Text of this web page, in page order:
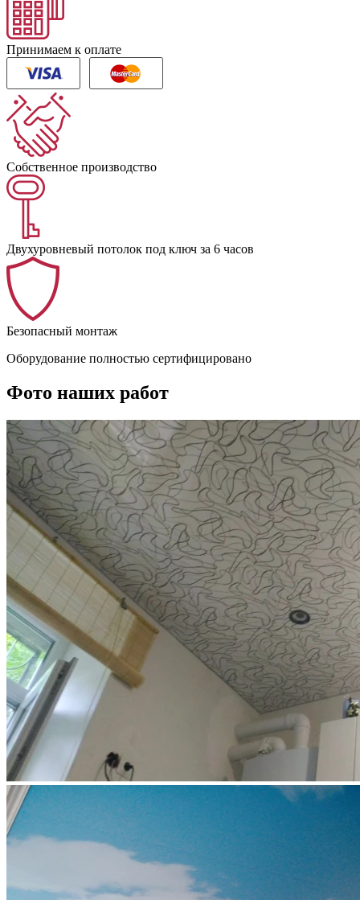
Принимаем к оплате
Собственное производство
Двухуровневый потолок под ключ за 6 часов
Безопасный монтаж
Оборудование полностью сертифицировано
Фото наших работ